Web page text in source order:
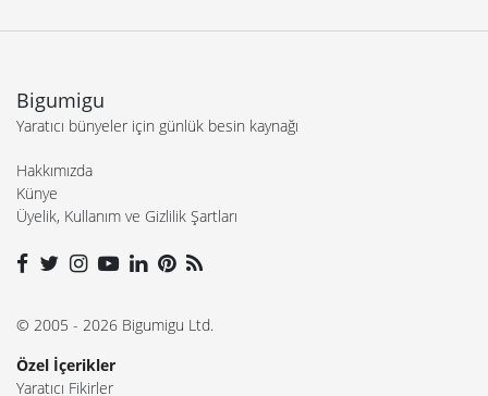
Bigumigu
Yaratıcı bünyeler için günlük besin kaynağı
Hakkımızda
Künye
Üyelik, Kullanım ve Gizlilik Şartları
© 2005 - 2026 Bigumigu Ltd.
Özel İçerikler
Yaratıcı Fikirler